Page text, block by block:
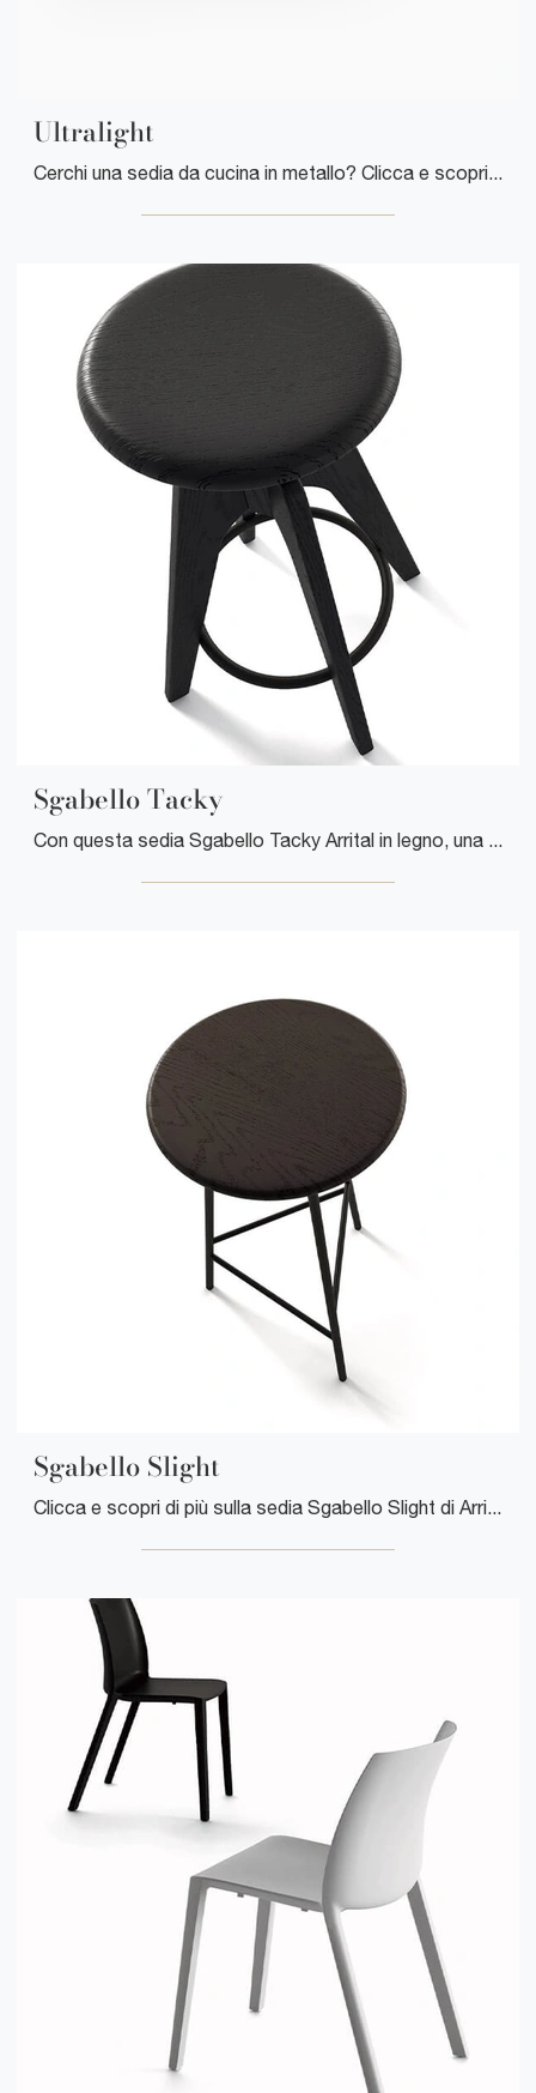
Ultralight
Cerchi una sedia da cucina in metallo? Clicca e scopri il modello Ultralight di Desalto per completare i tuoi interni perfettamente.
Sgabello Tacky
Con questa sedia Sgabello Tacky Arrital in legno, una delle nostre sedute sgabelli moderne, potrai impreziosire i tuoi locali.
Sgabello Slight
Clicca e scopri di più sulla sedia Sgabello Slight di Arrital in legno: le più esclusive Sedie sgabelli moderne ti aspettano.